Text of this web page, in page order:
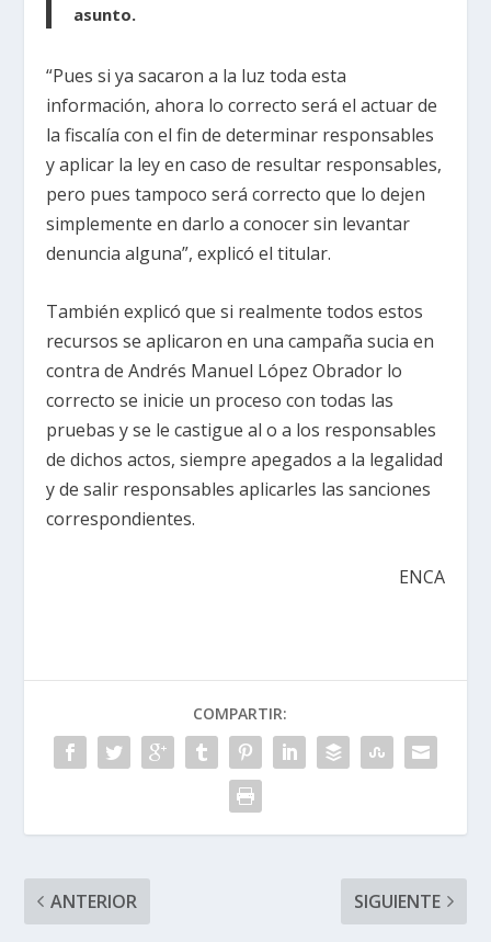
asunto.
“Pues si ya sacaron a la luz toda esta
información, ahora lo correcto será el actuar de
la fiscalía con el fin de determinar responsables
y aplicar la ley en caso de resultar responsables,
pero pues tampoco será correcto que lo dejen
simplemente en darlo a conocer sin levantar
denuncia alguna”, explicó el titular.
También explicó que si realmente todos estos
recursos se aplicaron en una campaña sucia en
contra de Andrés Manuel López Obrador lo
correcto se inicie un proceso con todas las
pruebas y se le castigue al o a los responsables
de dichos actos, siempre apegados a la legalidad
y de salir responsables aplicarles las sanciones
correspondientes.
ENCA
COMPARTIR:
ANTERIOR SIGUIENTE